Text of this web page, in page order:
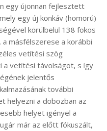
egy újonnan fejlesztett
egy új konkáv (homorú)
körülbelül 138 fokos
másfélszerese a korábbi
vetítési szög
a vetítési távolságot, s így
jelentős
további
helyezni a dobozban az
helyet igényel a
már az előtt fókuszált,